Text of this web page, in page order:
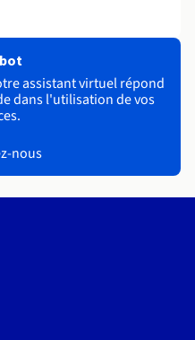
assistant virtuel répond
dans l'utilisation de vos
nous